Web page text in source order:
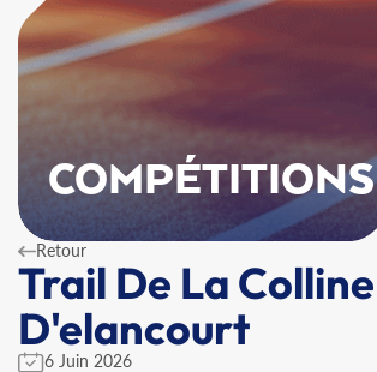
COMPÉTITIONS
Retour
Trail De La Colline
D'elancourt
6 Juin 2026